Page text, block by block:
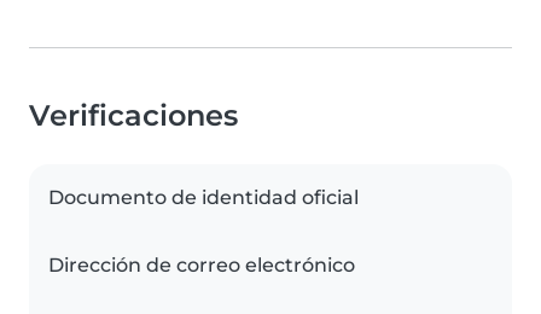
Verificaciones
Documento de identidad oficial
Dirección de correo electrónico